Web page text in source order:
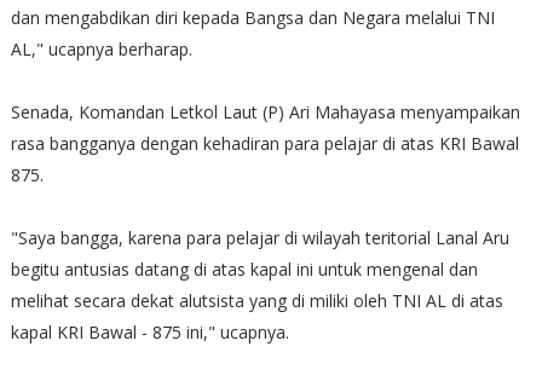
dan mengabdikan diri kepada Bangsa dan Negara melalui TNI
AL," ucapnya berharap.
Senada, Komandan Letkol Laut (P) Ari Mahayasa menyampaikan
rasa bangganya dengan kehadiran para pelajar di atas KRI Bawal
875.
"Saya bangga, karena para pelajar di wilayah teritorial Lanal Aru
begitu antusias datang di atas kapal ini untuk mengenal dan
melihat secara dekat alutsista yang di miliki oleh TNI AL di atas
kapal KRI Bawal - 875 ini," ucapnya.